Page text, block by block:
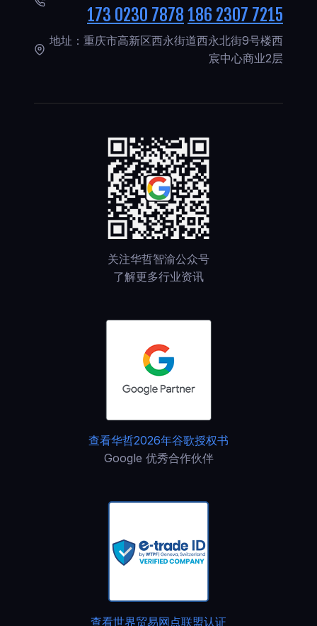
173 0230 7878 186 2307 7215
地址：重庆市高新区西永街道西永北街9号楼西
宸中心商业2层
关注华哲智渝公众号
了解更多行业资讯
查看华哲2026年谷歌授权书
Google 优秀合作伙伴
查看世界贸易网点联盟认证